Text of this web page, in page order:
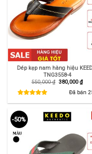
Dép kẹp nam hàng hiệu
TNG3558-4
550,000₫ Giá
380,000₫Giá
hiện
tại
Đã bán
-50%